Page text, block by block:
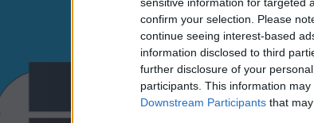
confirm your selection. Please
continue seeing interest-based
information disclosed to third
further disclosure of your
participants. This information
Downstream Participants that